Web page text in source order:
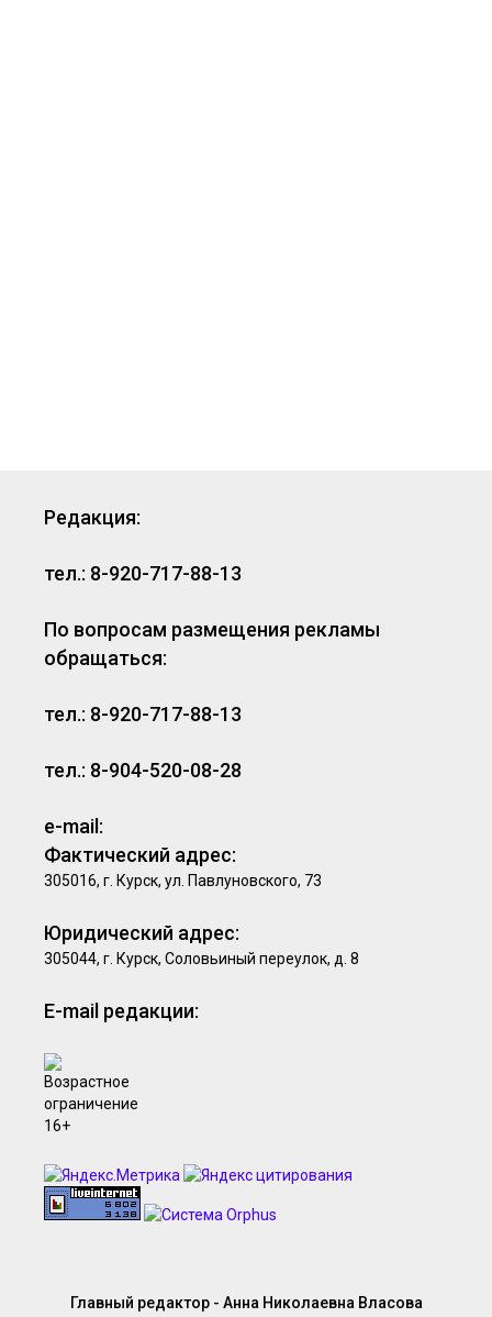
Редакция:
тел.: 8-920-717-88-13
По вопросам размещения рекламы
обращаться:
тел.: 8-920-717-88-13
тел.: 8-904-520-08-28
e-mail:
Фактический адрес:
305016, г. Курск, ул. Павлуновского, 73
Юридический адрес:
305044, г. Курск, Соловьиный переулок, д. 8
E-mail редакции:
Главный редактор - Анна Николаевна Власова